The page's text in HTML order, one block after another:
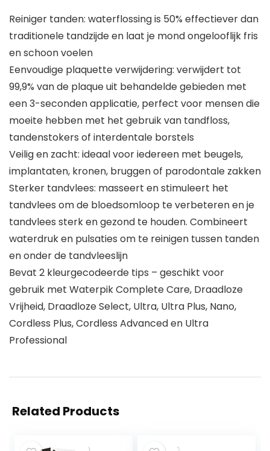
Reiniger tanden: waterflossing is 50% effectiever dan
traditionele tandzijde en laat je mond ongelooflijk fris
en schoon voelen
Eenvoudige plaquette verwijdering: verwijdert tot
99,9% van de plaque uit behandelde gebieden met
een 3-seconden applicatie, perfect voor mensen die
moeite hebben met het gebruik van tandfloss,
tandenstokers of interdentale borstels
Veilig en zacht: ideaal voor iedereen met beugels,
implantaten, kronen, bruggen of parodontale zakken
Sterker tandvlees: masseert en stimuleert het
tandvlees om de bloedsomloop te verbeteren en je
tandvlees sterk en gezond te houden. Combineert
waterdruk en pulsaties om te reinigen tussen tanden
en onder de tandvleeslijn
Bevat 2 kleurgecodeerde tips – geschikt voor
gebruik met Waterpik Complete Care, Draadloze
Vrijheid, Draadloze Select, Ultra, Ultra Plus, Nano,
Cordless Plus, Cordless Advanced en Ultra
Professional
Related Products